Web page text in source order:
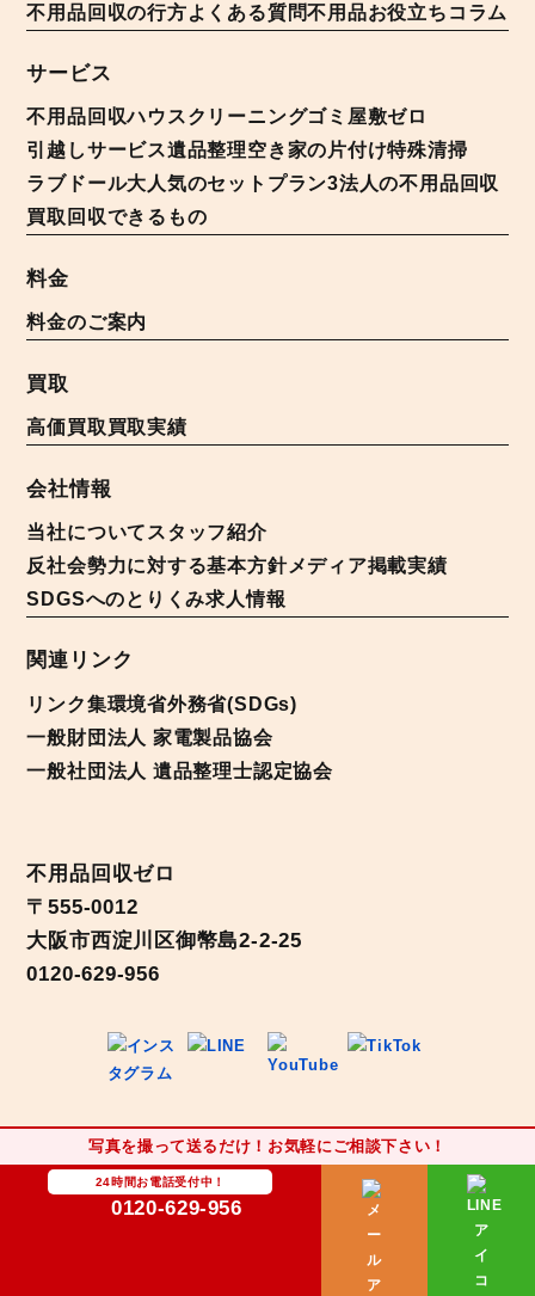
不用品回収の行方よくある質問不用品お役立ちコラム
サービス
不用品回収ハウスクリーニングゴミ屋敷ゼロ
引越しサービス遺品整理空き家の片付け特殊清掃
ラブドール大人気のセットプラン3法人の不用品回収
買取 回収できるもの
料金
料金のご案内
買取
高価買取買取実績
会社情報
当社について スタッフ紹介
反社会勢力に対する基本方針メディア掲載実績
SDGSへのとりくみ求人情報
関連リンク
リンク集環境省外務省(SDGs)
一般財団法人 家電製品協会
一般社団法人 遺品整理士認定協会
不用品回収ゼロ
〒555-0012
大阪市西淀川区御幣島2-2-25
0120-629-956
特定商取引法に基づく表記
利用規約
サイトマップ
Copyright © 2021 不用品回収ゼロ All Rights Reserved.
写真を撮って送るだけ！お気軽にご相談下さい！
24時間お電話受付中！
0120-629-956